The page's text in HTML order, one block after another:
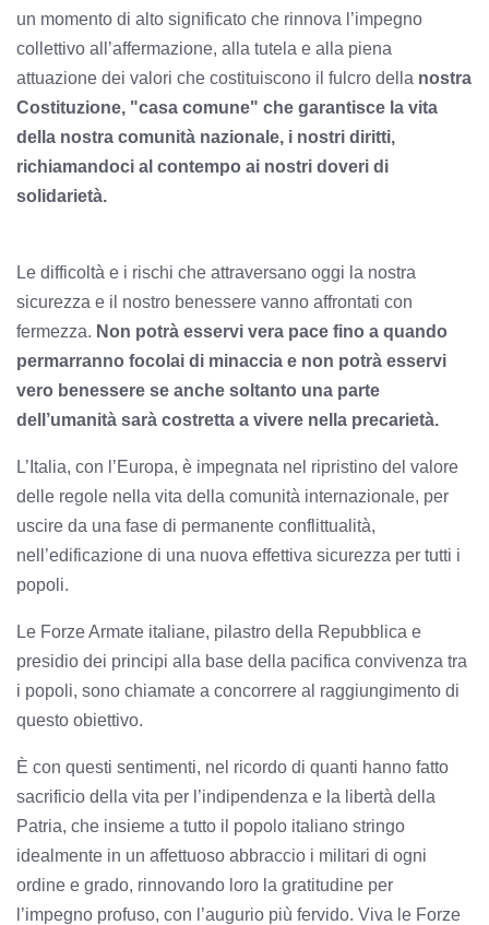
un momento di alto significato che rinnova l’impegno
collettivo all’affermazione, alla tutela e alla piena
attuazione dei valori che costituiscono il fulcro della nostra
Costituzione, "casa comune" che garantisce la vita
della nostra comunità nazionale, i nostri diritti,
richiamandoci al contempo ai nostri doveri di
solidarietà.
Le difficoltà e i rischi che attraversano oggi la nostra
sicurezza e il nostro benessere vanno affrontati con
fermezza. Non potrà esservi vera pace fino a quando
permarranno focolai di minaccia e non potrà esservi
vero benessere se anche soltanto una parte
dell’umanità sarà costretta a vivere nella precarietà.
L’Italia, con l’Europa, è impegnata nel ripristino del valore
delle regole nella vita della comunità internazionale, per
uscire da una fase di permanente conflittualità,
nell’edificazione di una nuova effettiva sicurezza per tutti i
popoli.
Le Forze Armate italiane, pilastro della Repubblica e
presidio dei principi alla base della pacifica convivenza tra
i popoli, sono chiamate a concorrere al raggiungimento di
questo obiettivo.
È con questi sentimenti, nel ricordo di quanti hanno fatto
sacrificio della vita per l’indipendenza e la libertà della
Patria, che insieme a tutto il popolo italiano stringo
idealmente in un affettuoso abbraccio i militari di ogni
ordine e grado, rinnovando loro la gratitudine per
l’impegno profuso, con l’augurio più fervido. Viva le Forze